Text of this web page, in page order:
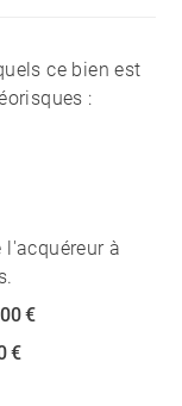
ce bien est
:
l'acquéreur à
€
€